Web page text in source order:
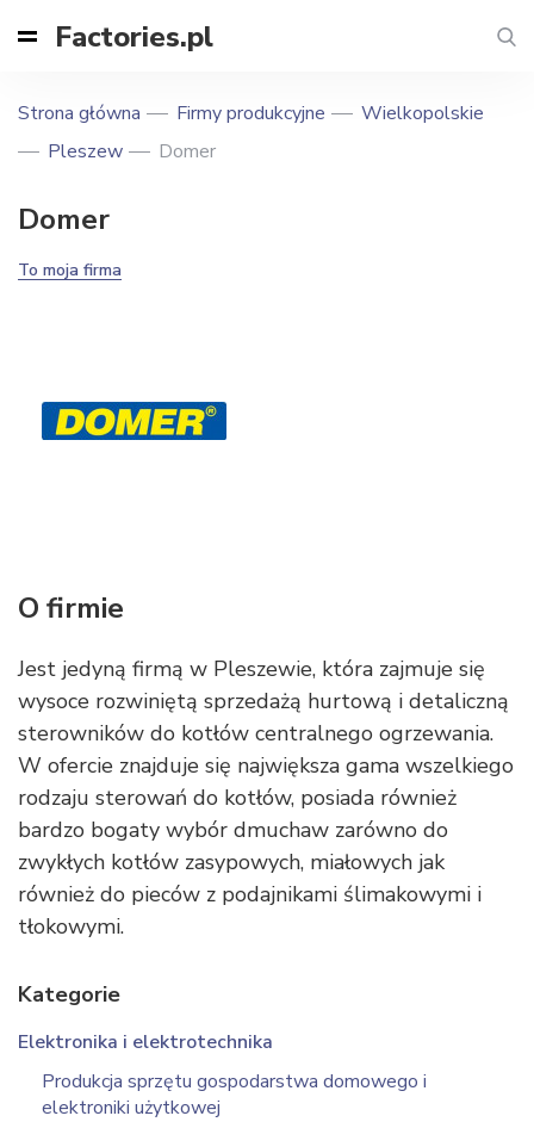
Factories.pl
Strona główna Firmy produkcyjne
Wielkopolskie
Pleszew
Domer
Domer
To moja firma
O firmie
Jest jedyną firmą w Pleszewie, która zajmuje się
wysoce rozwiniętą sprzedażą hurtową i detaliczną
sterowników do kotłów centralnego ogrzewania.
W ofercie znajduje się największa gama wszelkiego
rodzaju sterowań do kotłów, posiada również
bardzo bogaty wybór dmuchaw zarówno do
zwykłych kotłów zasypowych, miałowych jak
również do pieców z podajnikami ślimakowymi i
tłokowymi.
Kategorie
Elektronika i elektrotechnika
Produkcja sprzętu gospodarstwa domowego i
elektroniki użytkowej